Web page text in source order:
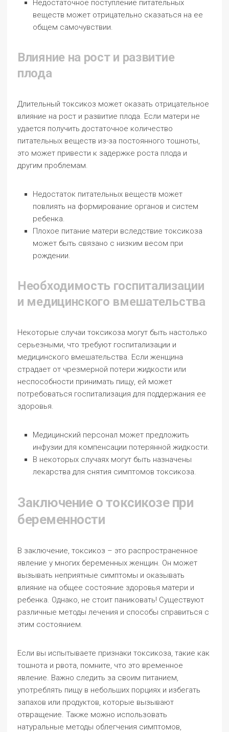
Недостаточное поступление питательных
веществ может отрицательно сказаться на ее
общем самочувствии.
Влияние на рост и развитие
плода
Длительный токсикоз может оказать отрицательное
влияние на рост и развитие плода. Если матери не
удается получить достаточное количество
питательных веществ из-за постоянного тошноты,
это может привести к задержке роста плода и
другим проблемам.
Недостаток питательных веществ может
повлиять на формирование органов и систем
ребенка.
Плохое питание матери вследствие токсикоза
может быть связано с низким весом при
рождении.
Необходимость госпитализации
и медицинского вмешательства
Некоторые случаи токсикоза могут быть настолько
серьезными, что требуют госпитализации и
медицинского вмешательства. Если женщина
страдает от чрезмерной потери жидкости или
неспособности принимать пищу, ей может
потребоваться госпитализация для поддержания ее
здоровья.
Медицинский персонал может предложить
инфузии для компенсации потерянной жидкости.
В некоторых случаях могут быть назначены
лекарства для снятия симптомов токсикоза.
Заключение о токсикозе при
беременности
В заключение, токсикоз – это распространенное
явление у многих беременных женщин. Он может
вызывать неприятные симптомы и оказывать
влияние на общее состояние здоровья матери и
ребенка. Однако, не стоит паниковать! Существуют
различные методы лечения и способы справиться с
этим состоянием.
Если вы испытываете признаки токсикоза, такие как
тошнота и рвота, помните, что это временное
явление. Важно следить за своим питанием,
употреблять пищу в небольших порциях и избегать
запахов или продуктов, которые вызывают
отвращение. Также можно использовать
натуральные методы облегчения симптомов,